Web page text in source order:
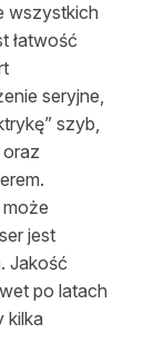
wszystkich
łatwość
seryjne,
szyb,
oraz
jest
Jakość
po latach
kilka